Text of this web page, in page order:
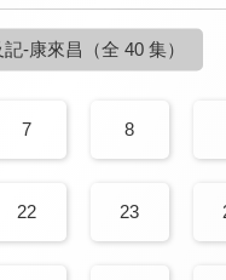
記-康來昌 （全 40 集）
7 8
22 23